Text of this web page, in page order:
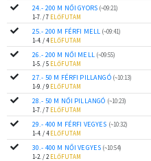
24.- 200 M NŐI GYORS (~09:21)
1-7. / 7 ELŐFUTAM
25.- 200 M FÉRFI MELL (~09:41)
1-4. / 4ELŐFUTAM
26.- 200 M NŐI MELL (~09:55)
1-5. / 5 ELŐFUTAM
27.- 50 M FÉRFI PILLANGÓ (~10:13)
1-9. / 9 ELŐFUTAM
28.- 50 M NŐI PILLANGÓ (~10:23)
1-7. / 7 ELŐFUTAM
29.- 400 M FÉRFI VEGYES (~10:32)
1-4. / 4ELŐFUTAM
30.- 400 M NŐI VEGYES (~10:54)
1-2. / 2 ELŐFUTAM